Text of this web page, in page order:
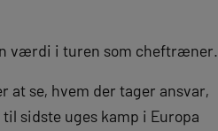
værdi i turen som cheftræner.
at se, hvem der tager ansvar,
sidste uges kamp i Europa